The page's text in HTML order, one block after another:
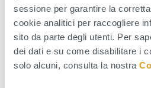
sessione per garantire la
cookie analitici per raccogliere
sito da parte degli utenti. Per
dei dati e su come disabilitare i
solo alcuni, consulta la nostra
INDICE DELLA SEZIONE
News